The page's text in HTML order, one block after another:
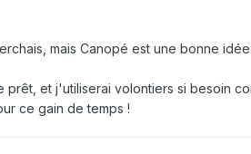
mais Canopé est une bonne idée
et j'utiliserai volontiers si besoin
ce gain de temps !